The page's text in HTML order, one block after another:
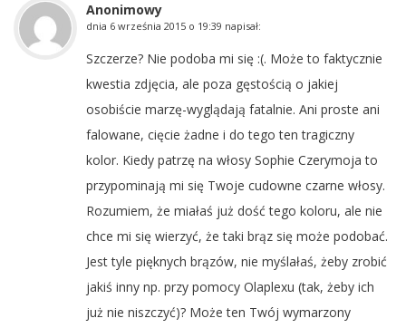
Anonimowy
dnia 6 września 2015 o 19:39 napisał:
Szczerze? Nie podoba mi się :(. Może to faktycznie
kwestia zdjęcia, ale poza gęstością o jakiej
osobiście marzę-wyglądają fatalnie. Ani proste ani
falowane, cięcie żadne i do tego ten tragiczny
kolor. Kiedy patrzę na włosy Sophie Czerymoja to
przypominają mi się Twoje cudowne czarne włosy.
Rozumiem, że miałaś już dość tego koloru, ale nie
chce mi się wierzyć, że taki brąz się może podobać.
Jest tyle pięknych brązów, nie myślałaś, żeby zrobić
jakiś inny np. przy pomocy Olaplexu (tak, żeby ich
już nie niszczyć)? Może ten Twój wymarzony